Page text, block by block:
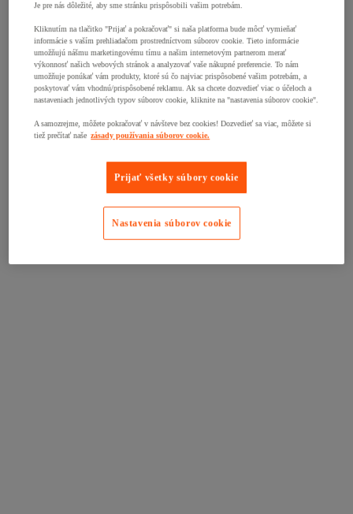
Je pre nás dôležité, aby sme stránku prispôsobili vašim potrebám.
Kliknutím na tlačitko "Prijať a pokračovať" si naša platforma bude môcť vymieňať
informácie s vaším prehliadačom prostredníctvom súborov cookie. Tieto informácie
umožňujú nášmu marketingovému tímu a našim internetovým partnerom merať
výkonnosť našich webových stránok a analyzovať vaše nákupné preferencie. To nám
umožňuje ponúkať vám produkty, ktoré sú čo najviac prispôsobené vašim potrebám, a
poskytovať vám vhodnú/prispôsobené reklamu. Ak sa chcete dozvedieť viac o účeloch a
nastaveniach jednotlivých typov súborov cookie, kliknite na "nastavenia súborov cookie".
A samozrejme, môžete pokračovať v návšteve bez cookies! Dozvedieť sa viac, môžete si
tiež prečítať naše zásady používania súborov cookie.
Prijať všetky súbory cookie
Nastavenia súborov cookie